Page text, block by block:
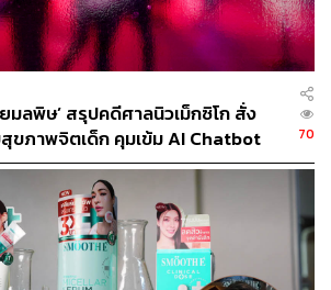
งวางแนวทางแบนแชทบอต AI ที่สามารถ
อฟังก์ชันที่สามารถใช้งานในลักษณะ
ตให้บุคคลที่มีอายุ 18 ปีขึ้นไปใช้ได้
ข้มงวดกว่าหลายประเทศ มาตรการของ
ครอบคลุมไปถึงเกมออนไลน์และ
โดยสตาร์เมอร์ให้เหตุผลว่า คนแปลก
าวชนคนใดก็ได้โดยไม่ต้องมีการตรวจ
ยู่ในความเสี่ยงครั้งสำคัญ
มลพิษ’ สรุปคดีศาลนิวเม็กซิโก สั่ง
ขภาพจิตเด็ก คุมเข้ม AI Chatbot
70